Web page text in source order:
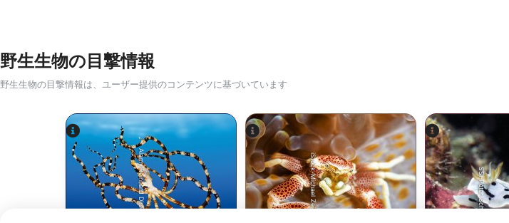
野生生物の目撃情報
野生生物の目撃情報は、ユーザー提供のコンテンツに基づいています
Alamy/Reinhard Dirscherl iStock-Michael Zeigler SSI-Peter-Schinck